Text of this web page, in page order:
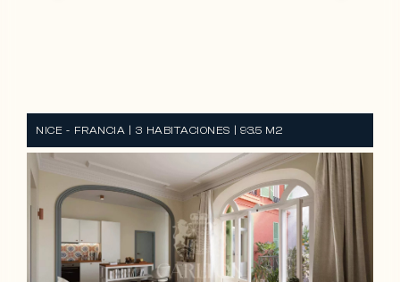
NICE - FRANCIA | 3 HABITACIONES | 93.5 M2